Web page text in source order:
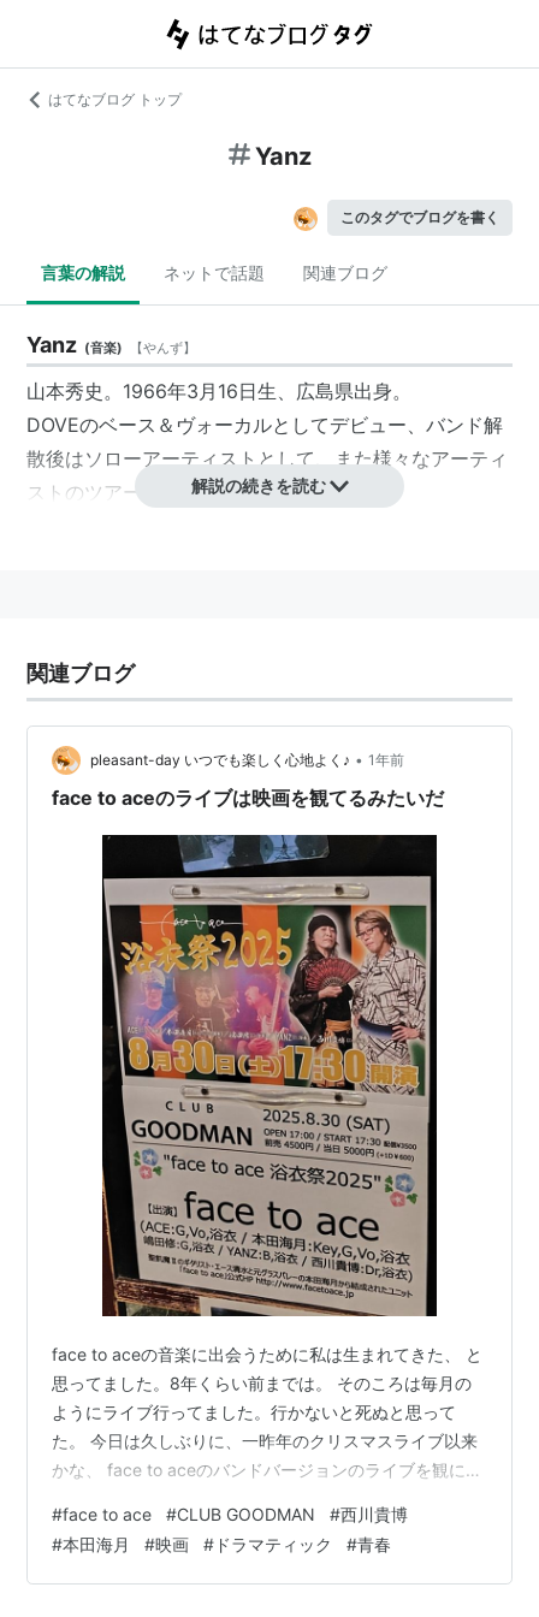
はてなブログ トップ
Yanz
このタグでブログを書く
言葉の解説 ネットで話題 関連ブログ
Yanz (音楽) 【やんず】
山本秀史。1966年3月16日生、広島県出身。
DOVEのベース＆ヴォーカルとしてデビュー、バンド解
散後はソローアーティストとして、また様々なアーティ
ストのツアーメンバーとしても活動。
クレコーズ
発売日:1995/10/01
メディア:
クリック: 52回
解説の続きを読む
関連ブログ
pleasant-day いつでも楽しく心地よく♪ • 1年前
face to aceのライブは映画を観てるみたいだ
face to aceの音楽に出会うために私は生まれてきた、 と
思ってました。8年くらい前までは。 そのころは毎月の
ようにライブ行ってました。行かないと死ぬと思って
た。 今日は久しぶりに、一昨年のクリスマスライブ以来
かな、 face to aceのバンドバージョンのライブを観に行
魔にならないようにしたら斜めになった レキシを好きに
なったらface to aceのライブにはあんまり行かなくなっ
たな… でも、この人たちの音楽にはやっぱり安心感があ
#face to ace #CLUB GOODMAN #西川貴博
#本田海月 #映画 # ドラマティック #青春